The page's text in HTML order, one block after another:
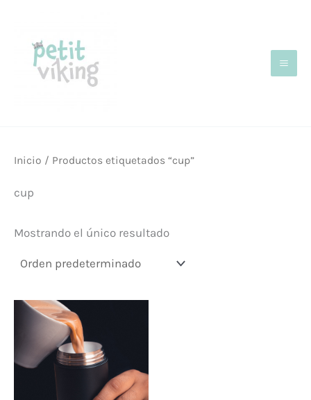
contenido
Inicio / Productos etiquetados “cup”
cup
Mostrando el único resultado